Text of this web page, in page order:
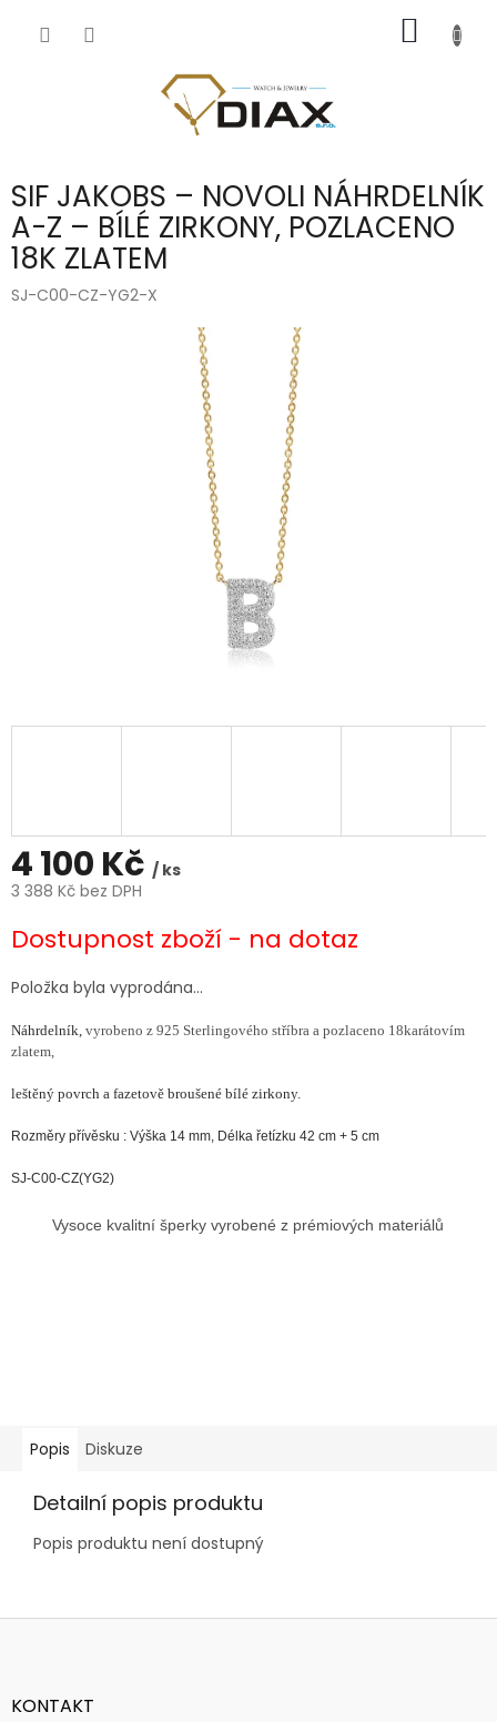
KOŠÍK
SIF JAKOBS – NOVOLI NÁHRDELNÍK
A-Z – BÍLÉ ZIRKONY, POZLACENO
18K ZLATEM
SJ-C00-CZ-YG2-X
4 100 Kč / ks
3 388 Kč bez DPH
cena:
Dostupnost zboží - na dotaz
Položka byla vyprodána…
Náhrdelník, vyrobeno z 925 Sterlingového stříbra a pozlaceno 18karátovím
zlatem,
leštěný povrch a fazetově broušené bílé zirkony.
Rozměry přívěsku : Výška 14 mm, Délka řetízku 42 cm + 5 cm
SJ-C00-CZ(YG2)
Vysoce kvalitní šperky vyrobené z prémiových materiálů
Popis Diskuze
Detailní popis produktu
Popis produktu není dostupný
Z
aKONTAKT